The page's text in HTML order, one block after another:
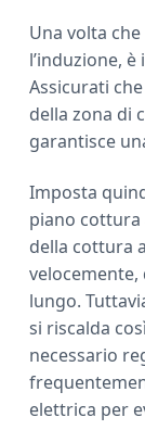
Una volta
l’induzione,
Assicurati
della zona di
garantisce
Imposta
piano cottura
della cottura
lungo.
si riscalda
necessario
elettrica per